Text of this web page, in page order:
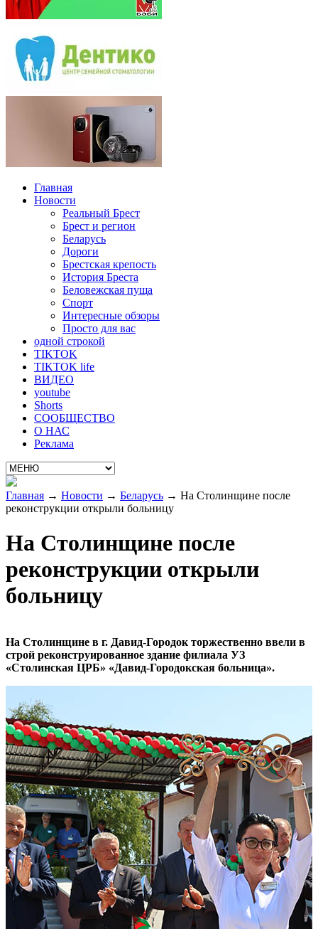
Главная
Новости
Реальный Брест
Брест и регион
Беларусь
Дороги
Брестская крепость
История Бреста
Беловежская пуща
Спорт
Интересные обзоры
Просто для вас
одной строкой
TIKTOK
TIKTOK life
ВИДЕО
youtube
Shorts
СООБЩЕСТВО
О НАС
Реклама
Главная → Новости → Беларусь → На Столинщине после
реконструкции открыли больницу
На Столинщине после
реконструкции открыли
больницу
На Столинщине в г. Давид-Городок торжественно ввели в
строй реконструированное здание филиала УЗ
«Столинская ЦРБ» «Давид-Городокская больница».